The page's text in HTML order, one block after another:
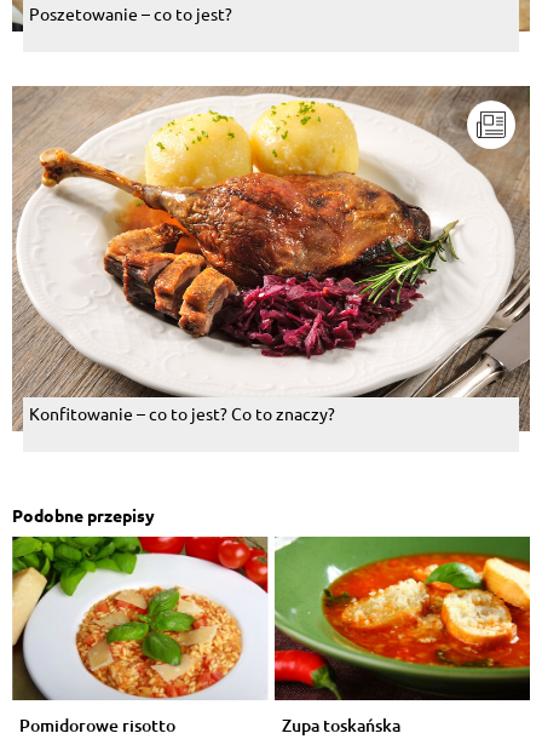
Poszetowanie – co to jest?
Konfitowanie – co to jest? Co to znaczy?
Podobne przepisy
Pomidorowe risotto Zupa toskańska